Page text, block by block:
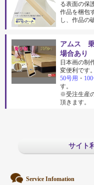
る表面の保
作品を梱包
し、作品の
アムス 乗
場合あり
日本画の制
変便利です。
50号用 ・
す。
※受注生産
頂きます。
サイト
Service Infomation